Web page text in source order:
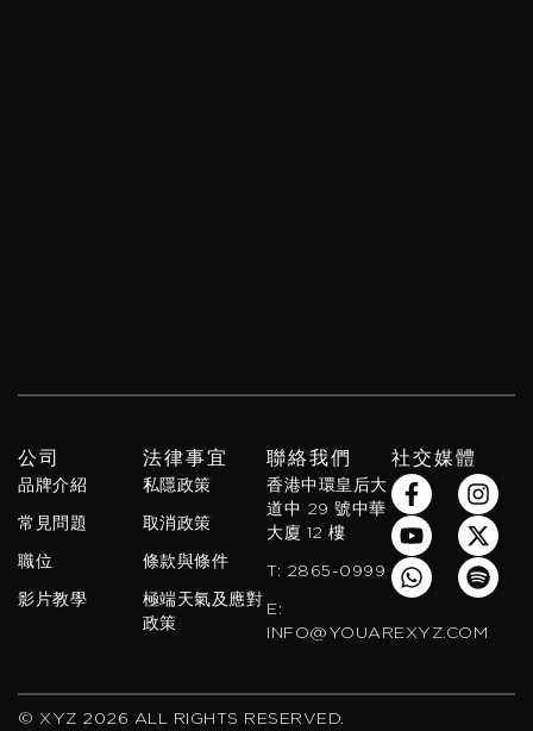
公司
品牌介紹
常見問題
職位
影片教學
法律事宜
私隱政策
取消政策
條款與條件
極端天氣及應對
政策
聯絡我們
香港中環皇后大
道中 29 號中華
大廈 12 樓
T: 2865-0999
E:
INFO@YOUAREXYZ.COM
社交媒體
F
a
c
e
b
o
o
f
I
n
s
t
a
g
r
Y
o
u
t
u
b
e
X
-
t
w
i
t
t
W
h
a
t
s
a
p
S
p
o
t
i
f
y
© XYZ 2026 ALL RIGHTS RESERVED.